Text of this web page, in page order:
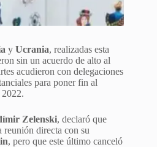
y Ucrania, realizadas esta
sin un acuerdo de alto al
acudieron con delegaciones
para poner fin al
Zelenski, declaró que
reunión directa con su
, pero que este último canceló